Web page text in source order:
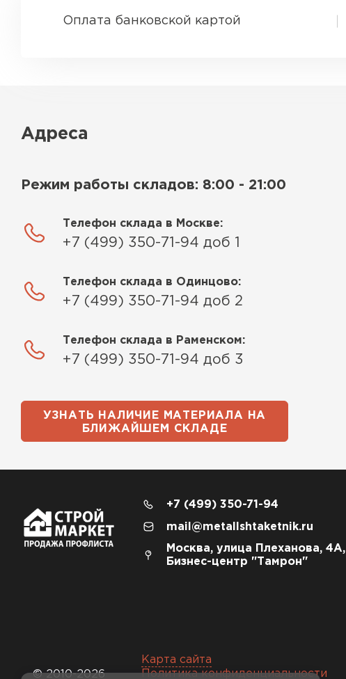
Оплата банковской картой
Адреса
Режим работы складов: 8:00 - 21:00
Телефон склада в Москве:
+7 (499) 350-71-94 доб 1
Телефон склада в Одинцово:
+7 (499) 350-71-94 доб 2
Телефон склада в Раменском:
+7 (499) 350-71-94 доб 3
УЗНАТЬ НАЛИЧИЕ МАТЕРИАЛА НА
БЛИЖАЙШЕМ СКЛАДЕ
© 2010-2026
+7 (499) 350-71-94
mail@metallshtaketnik.ru
Москва, улица Плеханова, 4А,
Бизнес-центр "Тамрон"
Карта сайта
Политика конфиденциальности